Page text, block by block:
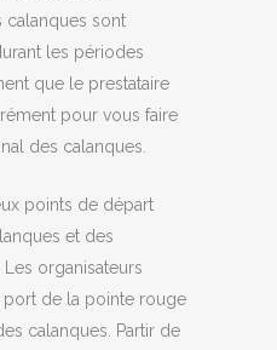
sont
les périodes
que le prestataire
pour vous faire
des calanques.
points de départ
et des
organisateurs
de la pointe rouge
calanques. Partir de